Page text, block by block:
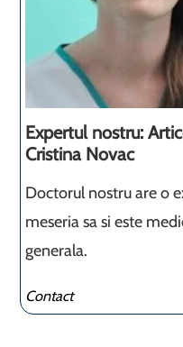
Expertul nostru:
Cristina Novac
Doctorul nostru are o
meseria sa si este
generala.
Contact